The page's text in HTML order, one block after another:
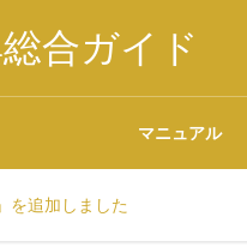
合ガイド
マニュアル
を追加しました